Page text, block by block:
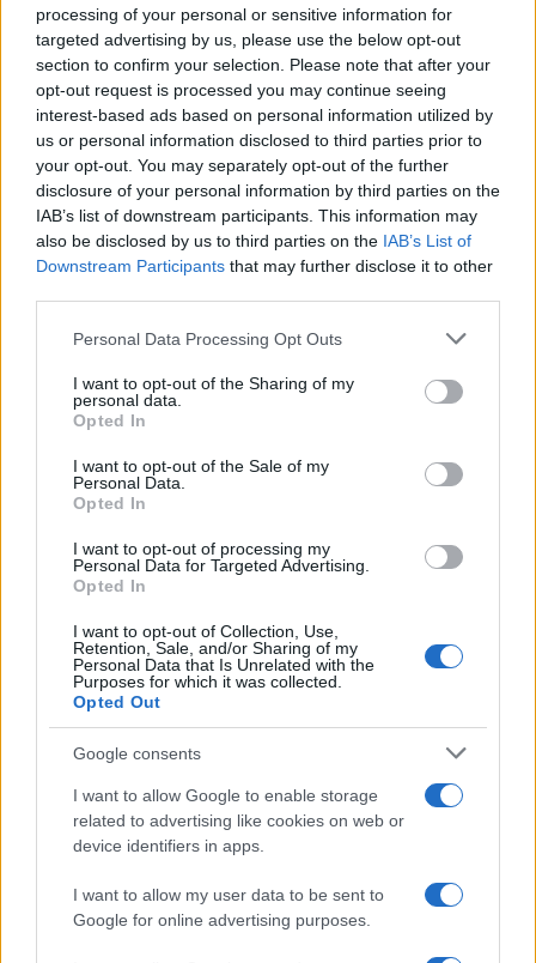
processing of your personal or sensitive information for
targeted advertising by us, please use the below opt-out
section to confirm your selection. Please note that after your
opt-out request is processed you may continue seeing
interest-based ads based on personal information utilized by
us or personal information disclosed to third parties prior to
your opt-out. You may separately opt-out of the further
disclosure of your personal information by third parties on the
IAB’s list of downstream participants. This information may
also be disclosed by us to third parties on the IAB’s List of
Downstream Participants that may further disclose it to other
Please note that this website/app uses one or more Google
not limited to your visit or usage behaviour. You may click to
grant or deny consent to Google and its third-party tags to
use your data for below specified purposes in below Google
consent section.
Personal Data Processing Opt Outs
I want to opt-out of the Sharing of my
personal data.
Opted In
I want to opt-out of the Sale of my
Personal Data.
Opted In
I want to opt-out of processing my
Personal Data for Targeted Advertising.
Opted In
I want to opt-out of Collection, Use,
Retention, Sale, and/or Sharing of my
Personal Data that Is Unrelated with the
Purposes for which it was collected.
Opted Out
Google consents
I want to allow Google to enable storage
related to advertising like cookies on web or
device identifiers in apps.
I want to allow my user data to be sent to
Google for online advertising purposes.
Σχόλια
Σχολίασε εδώ
Υποβολή σχολίου
Πολιτική Απορρήτου&Όροι Χρήσηςτης Google.
Driveit
Share:
Τι είπαν οι τρεις πρώτοι στα
τρομερά δοκιμαστικά της
Formula 1 στη Βαρκελώνη
Pole position για τον
στο Grand Prix της
1 στη Βαρκελώνη –
Χτύπησε τη Ferrari ο